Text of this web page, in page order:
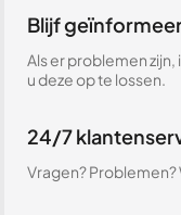
Blijf
Als er problemen
u deze op te lossen.
24/7
Vragen? Problemen?